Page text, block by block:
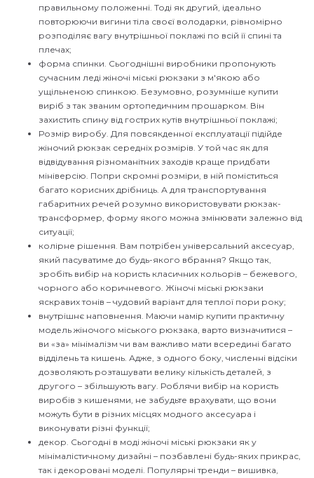
правильному положенні. Тоді як другий, ідеально
повторюючи вигини тіла своєї володарки, рівномірно
розподіляє вагу внутрішньої поклажі по всій її спині та
плечах;
форма спинки. Сьогоднішні виробники пропонують
сучасним леді жіночі міські рюкзаки з м'якою або
ущільненою спинкою. Безумовно, розумніше купити
виріб з так званим ортопедичним прошарком. Він
захистить спину від гострих кутів внутрішньої поклажі;
Розмір виробу. Для повсякденної експлуатації підійде
жіночий рюкзак середніх розмірів. У той час як для
відвідування різноманітних заходів краще придбати
мініверсію. Попри скромні розміри, в ній поміститься
багато корисних дрібниць. А для транспортування
габаритних речей розумно використовувати рюкзак-
трансформер, форму якого можна змінювати залежно від
ситуації;
колірне рішення. Вам потрібен універсальний аксесуар,
який пасуватиме до будь-якого вбрання? Якщо так,
зробіть вибір на користь класичних кольорів – бежевого,
чорного або коричневого. Жіночі міські рюкзаки
яскравих тонів – чудовий варіант для теплої пори року;
внутрішнє наповнення. Маючи намір купити практичну
модель жіночого міського рюкзака, варто визначитися –
ви «за» мінімалізм чи вам важливо мати всередині багато
відділень та кишень. Адже, з одного боку, численні відсіки
дозволяють розташувати велику кількість деталей, з
другого – збільшують вагу. Роблячи вибір на користь
виробів з кишенями, не забудьте врахувати, що вони
можуть бути в різних місцях модного аксесуара і
виконувати різні функції;
декор. Сьогодні в моді жіночі міські рюкзаки як у
мінімалістичному дизайні – позбавлені будь-яких прикрас,
так і декоровані моделі. Популярні тренди – вишивка,